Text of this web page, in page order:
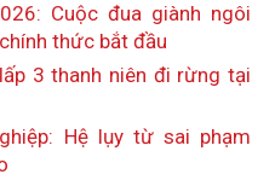
Cuộc đua giành ngôi
thức bắt đầu
3 thanh niên đi rừng tại
Hệ lụy từ sai phạm